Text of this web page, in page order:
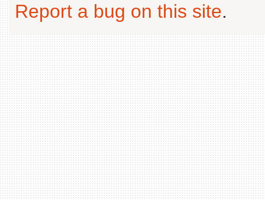
Report a bug on this site.